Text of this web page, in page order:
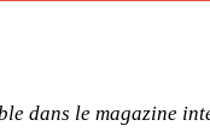
dans le magazine